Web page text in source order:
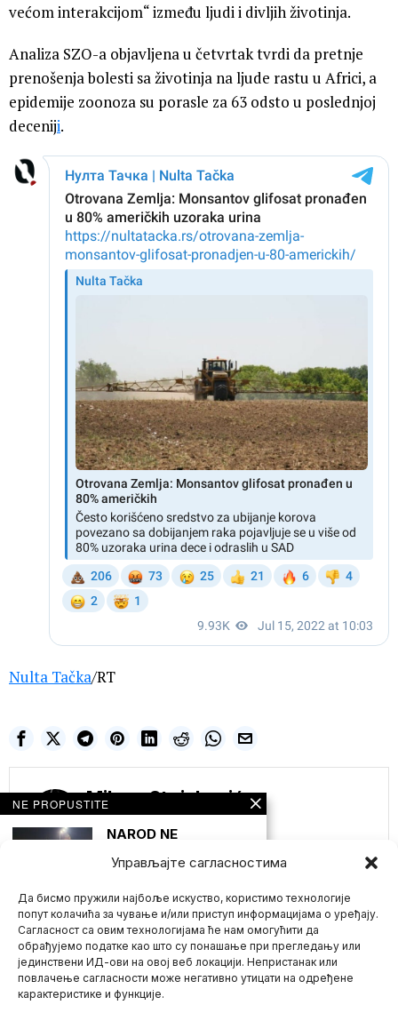
Управљајте сагласностима
Да бисмо пружили најбоље искуство, користимо технологије
попут колачића за чување и/или приступ информацијама о уређају.
Сагласност са овим технологијама ће нам омогућити да
обрађујемо податке као што су понашање при прегледању или
јединствени ИД-ови на овој веб локацији. Непристанак или
повлачење сагласности може негативно утицати на одређене
карактеристике и функције.
većom interakcijom“ između ljudi i divljih životinja.
Analiza SZO-a objavljena u četvrtak tvrdi da pretnje
prenošenja bolesti sa životinja na ljude rastu u Africi, a
epidemije zoonoza su porasle za 63 odsto u poslednjoj
deceniji.
Nulta Tačka/RT
Milena Stojaković
Mario zna Youtube
NE PROPUSTITE
NAROD NE
SVOJIH PRAVA! I
VEČERAS
OKUPLJANJA ŠIROM
SRBIJE! OD SVIH
GRADOVA U
BEOGRADU
NAJMANJE LJUDI
(VIDEO)
Da li je Beograd zaspao
ili čeka pravi trenutak da